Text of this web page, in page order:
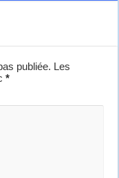
publiée. Les
*